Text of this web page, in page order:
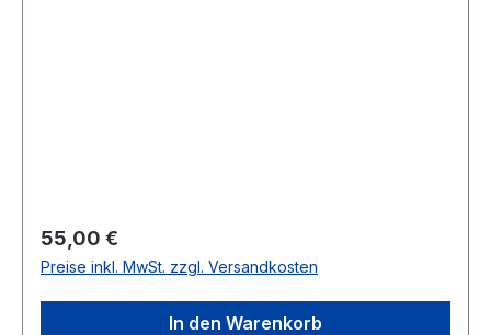
Regulärer Preis:
55,00 €
Preise inkl. MwSt. zzgl. Versandkosten
In den Warenkorb